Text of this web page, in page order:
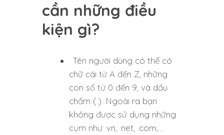
cần những điều
kiện gì?
Tên người dùng có thể có
chữ cái từ A đến Z, những
con số từ 0 đến 9, và dấu
chấm (.). Ngoài ra bạn
không được sử dụng những
cụm như .vn, .net, .com,…